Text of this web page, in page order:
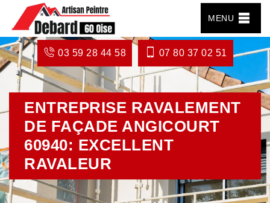
MENU
03 59 28 44 58 07 80 37 02 51
ENTREPRISE RAVALEMENT
DE FAÇADE ANGICOURT
60940: EXCELLENT
RAVALEUR